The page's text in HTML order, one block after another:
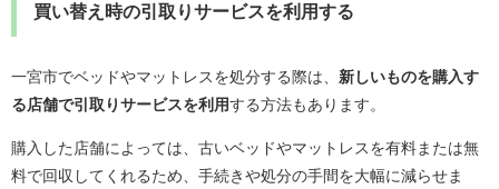
買い替え時の引取りサービスを利用する
一宮市でベッドやマットレスを処分する際は、 新しいものを購入す
る店舗で引取りサービスを利用する方法もあります。
購入した店舗によっては、古いベッドやマットレスを有料または無
料で回収してくれるため、手続きや処分の手間を大幅に減らせま